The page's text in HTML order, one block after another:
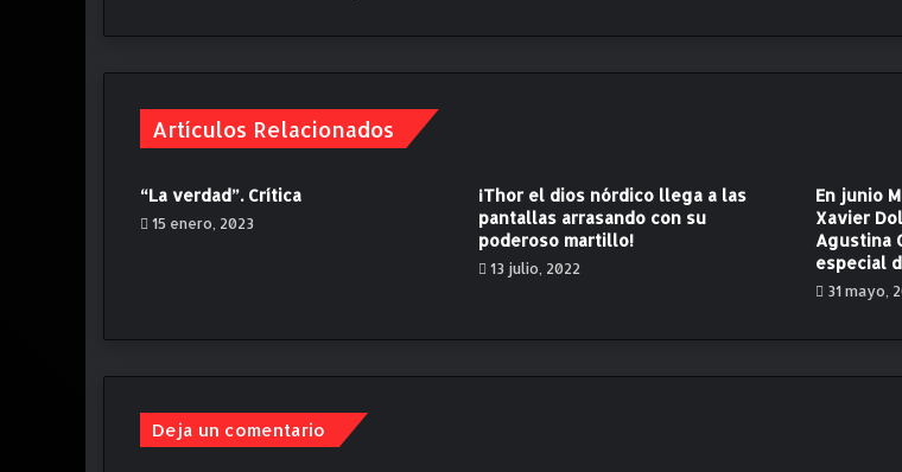
i
n
n
e
e
n
e
y
+
Artículos Relacionados
“La verdad”. Crítica
15 enero, 2023
¡Thor el dios nórdico llega a las
pantallas arrasando con su
poderoso martillo!
13 julio, 2022
En junio
Xavier
Agustina
especial
31 mayo,
Deja un comentario